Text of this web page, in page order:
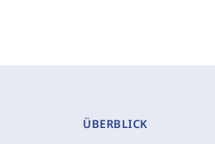
ÜBERBLICK